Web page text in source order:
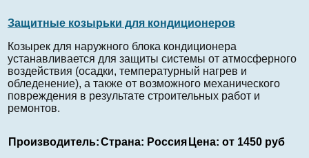
Защитные козырьки для кондиционеров
Козырек для наружного блока кондиционера
устанавливается для защиты системы от атмосферного
воздействия (осадки, температурный нагрев и
обледенение), а также от возможного механического
повреждения в результате строительных работ и
ремонтов.
Производитель:Страна: Россия Цена: от 1450 руб